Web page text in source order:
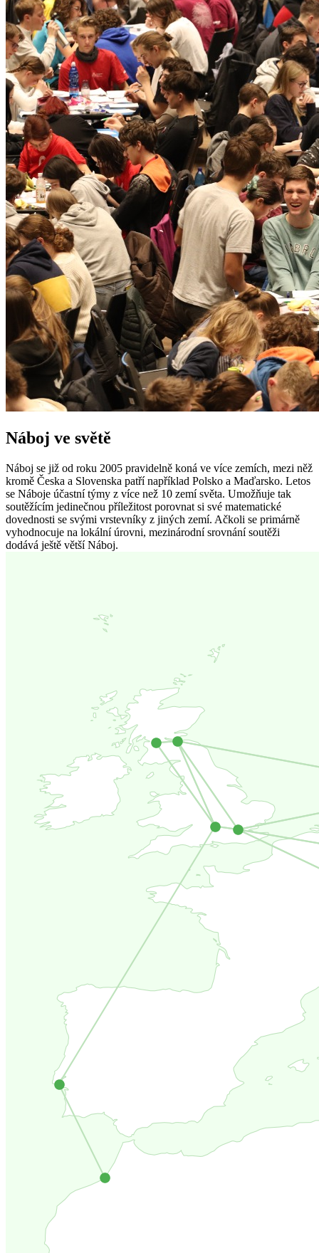
Náboj ve světě
Náboj se již od roku 2005 pravidelně koná ve více zemích, mezi něž
kromě Česka a Slovenska patří například Polsko a Maďarsko. Letos
se Náboje účastní týmy z více než 10 zemí světa. Umožňuje tak
soutěžícím jedinečnou příležitost porovnat si své matematické
dovednosti se svými vrstevníky z jiných zemí. Ačkoli se primárně
vyhodnocuje na lokální úrovni, mezinárodní srovnání soutěži
dodává ještě větší Náboj.